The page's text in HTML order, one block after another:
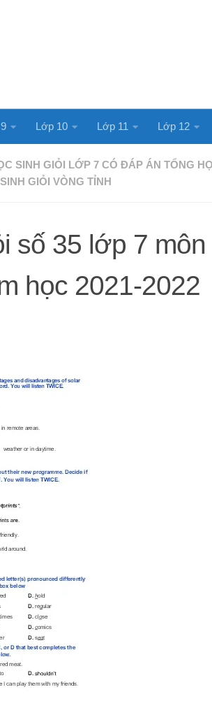
Lớp 10 Lớp 11 Lớp 12
SINH GIỎI LỚP 7 CÓ ĐÁP ÁN TỔNG
GIỎI VÒNG TỈNH
số 35 lớp 7 môn
học 2021-2022